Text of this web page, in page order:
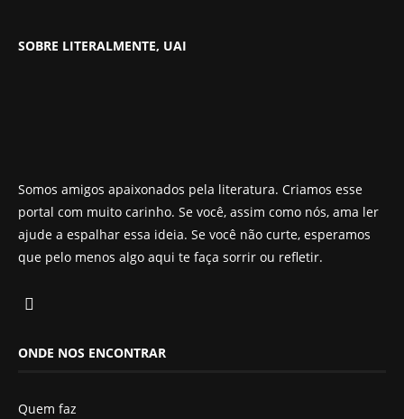
SOBRE LITERALMENTE, UAI
Somos amigos apaixonados pela literatura. Criamos esse
portal com muito carinho. Se você, assim como nós, ama ler
ajude a espalhar essa ideia. Se você não curte, esperamos
que pelo menos algo aqui te faça sorrir ou refletir.
ONDE NOS ENCONTRAR
Quem faz